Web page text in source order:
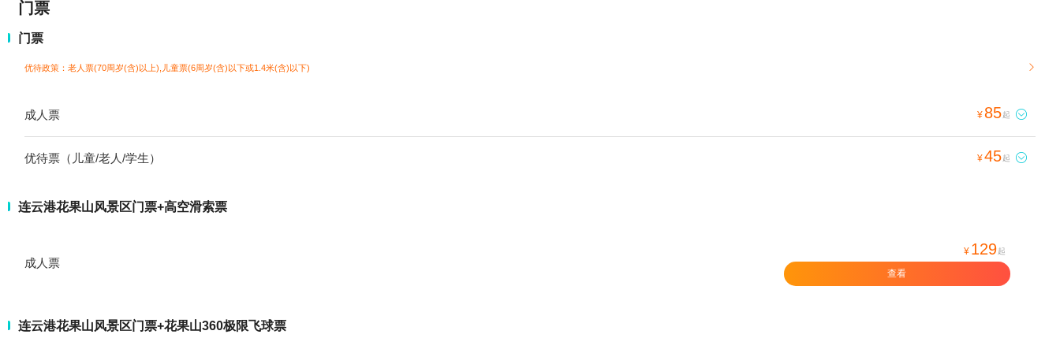
门票
门票
优待政策：老人票(70周岁(含)以上),儿童票(6周岁(含)以下或1.4米(含)以下) 
成人票 ¥ 85起 
优待票（儿童/老人/学生） ¥45起 
连云港花果山风景区门票+高空滑索票
成人票
¥ 129 起
查看
连云港花果山风景区门票+花果山360极限飞球票